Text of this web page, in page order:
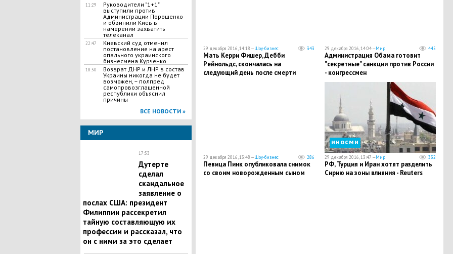
11:29
Руководители "1+1"
выступили против
Администрации Порошенко
и обвинили Киев в
намерении захватить
телеканал
22:47
Киевский суд отменил
постановление на арест
опального украинского
бизнесмена Курченко
18:30
Возврат ДНР и ЛНР в состав
Украины никогда не будет
возможен, – полпред
самопровозглашенной
республики объяснил
причины
ВСЕ НОВОСТИ »
МИР
17:53
Дутерте
сделал
скандальное
заявление о
послах США: президент
Филиппин рассекретил
тайную составляющую их
профессии и рассказал, что
он с ними за это сделает
29 декабря 2016, 14:18 —Шоу-бизнес 343
Мать Керри Фишер, Дебби
Рейнольдс, скончалась на
следующий день после смерти
29 декабря 2016, 14:04 —Мир 445
Администрация Обама готовит
"секретные" санкции против России
- конгрессмен
29 декабря 2016, 13:48 —Шоу-бизнес 286
Певица Пинк опубликовала снимок
со своим новорожденным сыном
иносми
29 декабря 2016, 13:47 —Мир 332
РФ, Турция и Иран хотят разделить
Сирию на зоны влияния - Reuters